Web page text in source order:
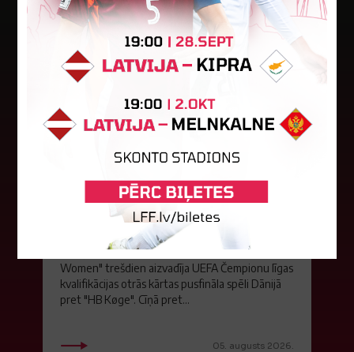
"Riga FC Women" liek kārtīgi
pasvīst dānietēm
Latvijas čempions sieviešu futbolā "Riga FC
Women" trešdien aizvadīja UEFA Čempionu līgas
kvalifikācijas otrās kārtas pusfināla spēli Dānijā
pret "HB Køge". Cīņā pret...
05. augusts 2026.